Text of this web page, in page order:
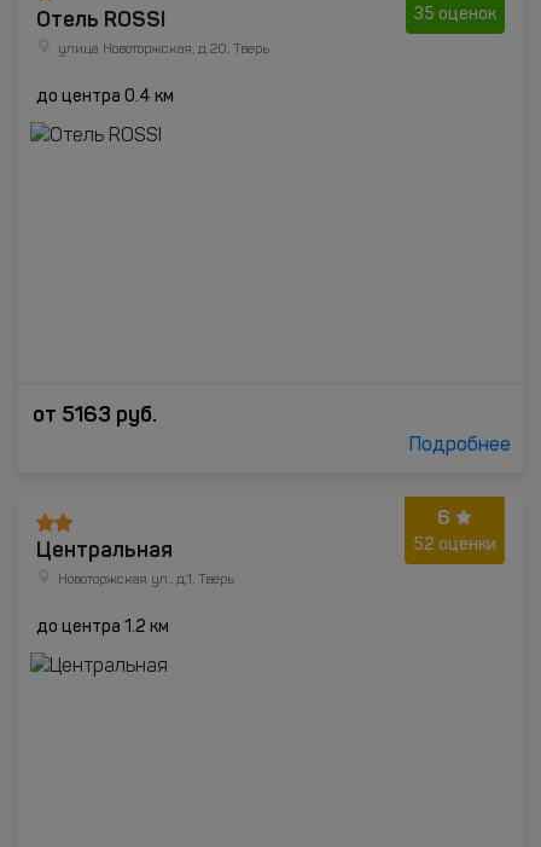
35 оценок
Отель ROSSI
улица Новоторжская, д.20, Тверь
до центра 0.4 км
от 5163 руб.
Подробнее
6
52 оценки
Центральная
Новоторжская ул., д.1, Тверь
до центра 1.2 км